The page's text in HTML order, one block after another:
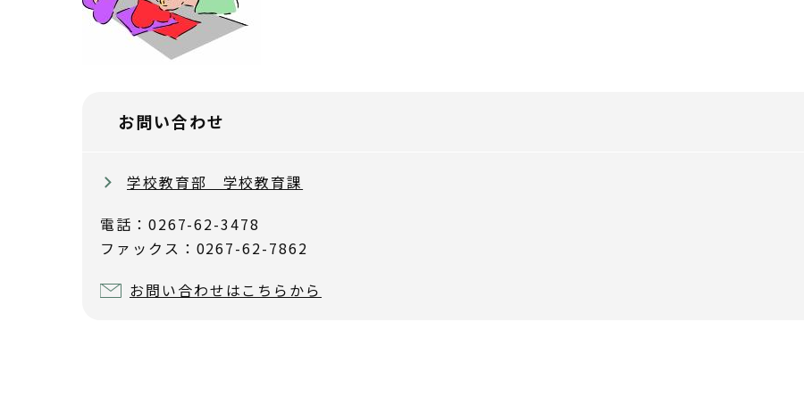
お問い合わせ
学校教育部 学校教育課
電話：0267-62-3478
ファックス：0267-62-7862
お問い合わせはこちらから